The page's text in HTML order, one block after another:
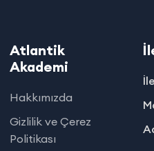
Atlantik
Akademi
Hakkımızda
Gizlilik ve Çerez
Politikası